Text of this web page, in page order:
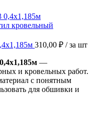
кровельный
310,00 ₽ / за шт
—
и кровельных работ.
с понятным
для обшивки и